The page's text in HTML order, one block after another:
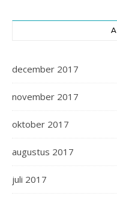
december 2017
november 2017
oktober 2017
augustus 2017
juli 2017